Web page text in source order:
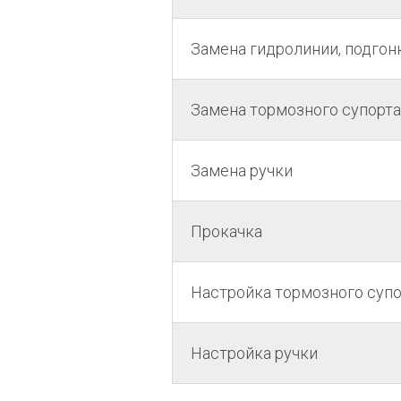
Замена гидролинии,
Замена тормозного супорта
Замена ручки
Прокачка
Настройка тормозного
Настройка ручки